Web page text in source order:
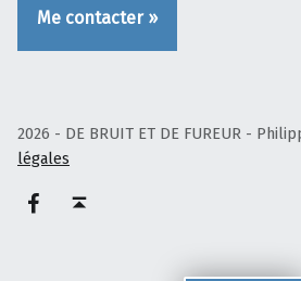
Me contacter »
2026 - DE BRUIT ET DE FUREUR -
légales
Facebook – Philippe Pelaez